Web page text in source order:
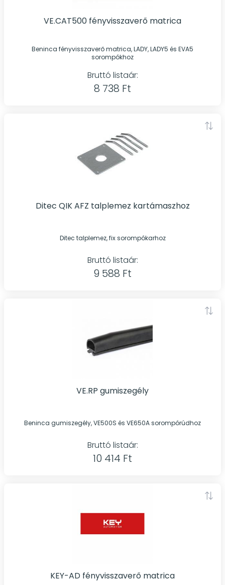
VE.CAT500 fényvisszaverő matrica
Beninca fényvisszaverő matrica, LADY, LADY5 és EVA5
sorompókhoz
Bruttó listaár:
8 738 Ft
Ditec QIK AFZ talplemez kartámaszhoz
Ditec talplemez, fix sorompókarhoz
Bruttó listaár:
9 588 Ft
VE.RP gumiszegély
Beninca gumiszegély, VE500S és VE650A sorompórúdhoz
Bruttó listaár:
10 414 Ft
KEY-AD fényvisszaverő matrica